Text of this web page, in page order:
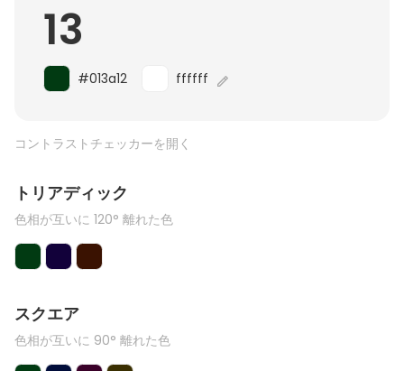
13
#013a12 ffffff
コントラストチェッカーを開く
トリアディック
色相が互いに 120° 離れた色
スクエア
色相が互いに 90° 離れた色